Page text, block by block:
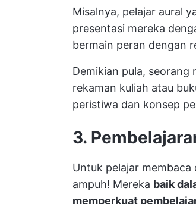
Misalnya, pelajar aural
presentasi mereka
bermain peran dengan
Demikian pula, seorang
rekaman kuliah atau
peristiwa dan konsep
3.
Untuk pelajar
ampuh! Mereka baik
memperkuat